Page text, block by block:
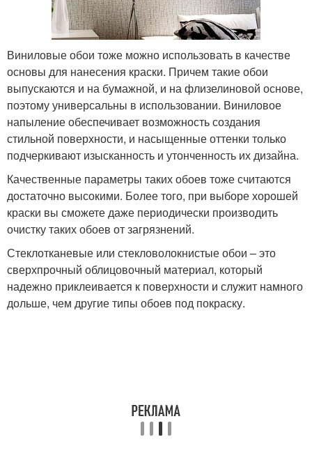
Виниловые обои тоже можно использовать в качестве
основы для нанесения краски. Причем такие обои
выпускаются и на бумажной, и на флизелиновой основе,
поэтому универсальны в использовании. Виниловое
напыление обеспечивает возможность создания
стильной поверхности, и насыщенные оттенки только
подчеркивают изысканность и утонченность их дизайна.
Качественные параметры таких обоев тоже считаются
достаточно высокими. Более того, при выборе хорошей
краски вы сможете даже периодически производить
очистку таких обоев от загрязнений.
Стеклотканевые или стекловолокнистые обои – это
сверхпрочный облицовочный материал, который
надежно приклеивается к поверхности и служит намного
дольше, чем другие типы обоев под покраску.